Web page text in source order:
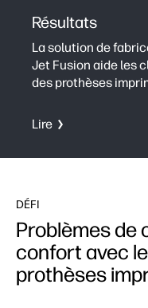
Résultats
La solution de
Jet Fusion aide les
des prothèses
Lire
DÉFI
Problèmes de
confort avec
prothèses